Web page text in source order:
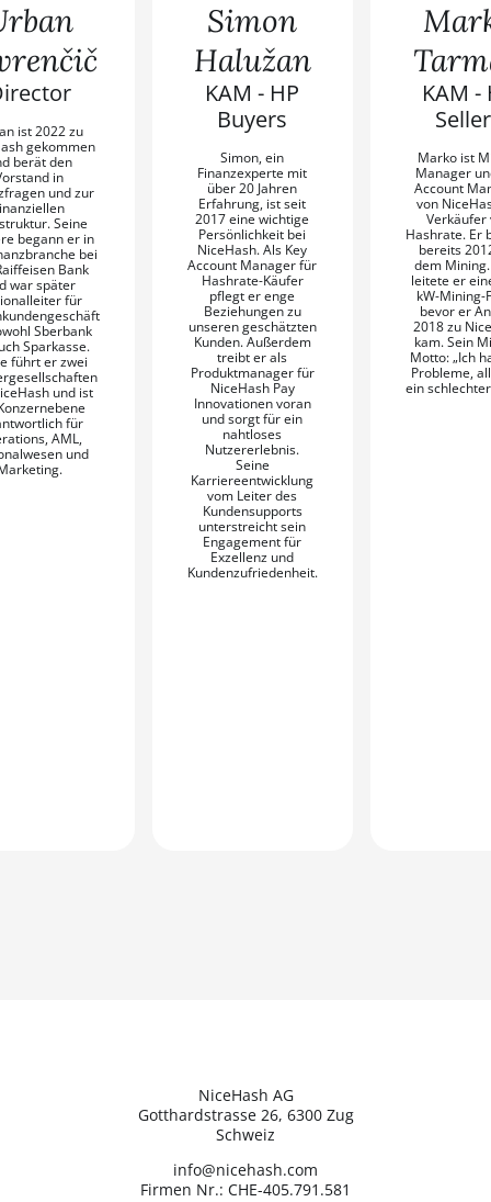
ist 2022 zu
gekommen
berät den
in
und zur
Seine
begann er in
bei
Bank
war später
für
Sberbank
Sparkasse.
führt er zwei
und ist
für
AML,
und
Simon
Halužan
KAM - HP
Buyers
Simon, ein
Finanzexperte mit
über 20 Jahren
Erfahrung, ist seit
2017 eine wichtige
Persönlichkeit bei
NiceHash. Als Key
Account Manager für
Hashrate-Käufer
pflegt er enge
Beziehungen zu
unseren geschätzten
Kunden. Außerdem
treibt er als
Produktmanager für
NiceHash Pay
Innovationen voran
und sorgt für ein
nahtloses
Nutzererlebnis.
Seine
Karriereentwicklung
vom Leiter des
Kundensupports
unterstreicht sein
Engagement für
Exzellenz und
Kundenzufriedenheit.
KAM -
Marko ist
Manager
Account
von
Verkäufer
Hashrate. Er
bereits
dem
leitete er
kW-Mining-
bevor er
2018 zu
kam. Sein
Motto: „Ich
Probleme,
ein schlechter
NiceHash AG
Gotthardstrasse 26, 6300 Zug
Schweiz
info@nicehash.com
Firmen Nr.: CHE-405.791.581